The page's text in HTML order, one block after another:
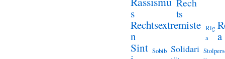
s
Rech
ts
Rechtsextremiste
n
Rig
a
a
Sint Sobib Solidari